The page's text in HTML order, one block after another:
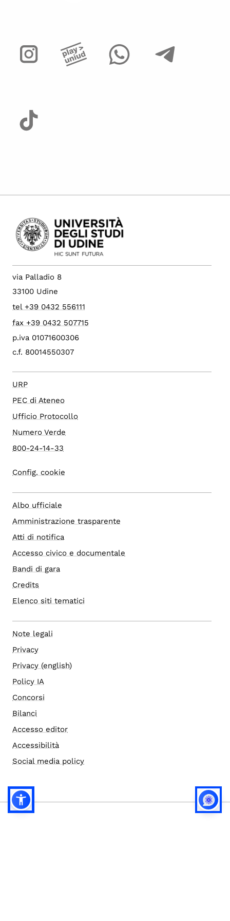
via Palladio 8
33100 Udine
tel +39 0432 556111
fax +39 0432 507715
p.iva 01071600306
c.f. 80014550307
URP
PEC di Ateneo
Ufficio Protocollo
Numero Verde
800-24-14-33
Config. cookie
Albo ufficiale
Amministrazione trasparente
Atti di notifica
Accesso civico e documentale
Bandi di gara
Credits
Elenco siti tematici
Note legali
Privacy
Privacy (english)
Policy IA
Concorsi
Bilanci
Accesso editor
Accessibilità
Social media policy